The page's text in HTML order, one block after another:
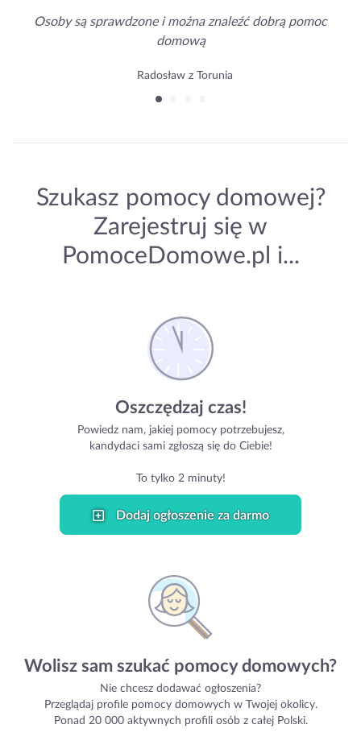
Osoby są sprawdzone i można znaleźć dobrą pomoc
domową
Radosław z Torunia
Szukasz pomocy domowej?
Zarejestruj się w
PomoceDomowe.pl i...
Oszczędzaj czas!
Powiedz nam, jakiej pomocy potrzebujesz,
kandydaci sami zgłoszą się do Ciebie!
To tylko 2 minuty!
Dodaj ogłoszenie za darmo
Wolisz sam szukać pomocy domowych?
Nie chcesz dodawać ogłoszenia?
Przeglądaj profile pomocy domowych w Twojej okolicy.
Ponad 20 000 aktywnych profili osób z całej Polski.